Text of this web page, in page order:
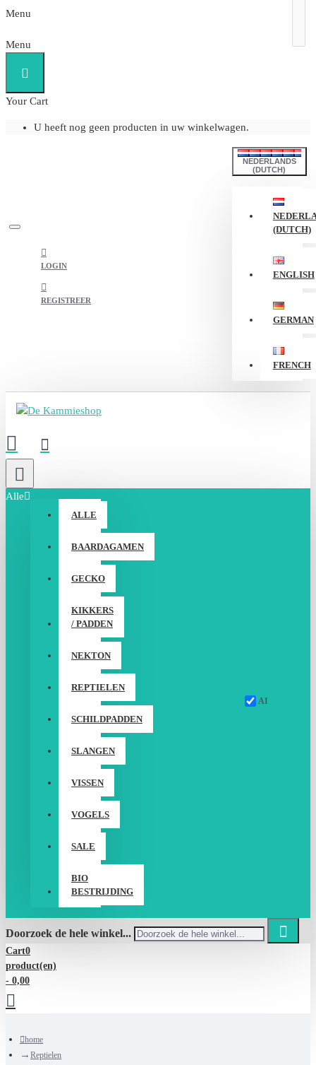
Menu
Menu
Your Cart
U heeft nog geen producten in uw winkelwagen.
LOGIN
REGISTREER
NEDERLANDS
(DUTCH)
(DUTCH)
ENGLISH
GERMAN
FRENCH
Alle
ALLE
BAARDAGAMEN
GECKO
KIKKERS
/ PADDEN
NEKTON
REPTIELEN
SCHILDPADDEN
SLANGEN
VISSEN
VOGELS
SALE
BIO
BESTRIJDING
Doorzoek de hele winkel...
AI
Cart0
product(en)
- 0,00
home
Reptielen